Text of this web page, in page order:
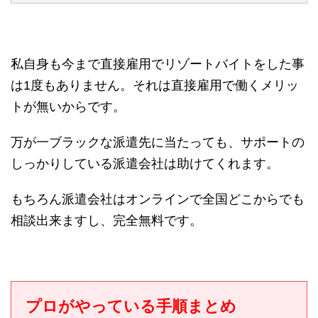
私自身も今まで直接雇用でリゾートバイトをした事
は1度もありません。それは直接雇用で働くメリッ
トが無いからです。
万が一ブラックな派遣先に当たっても、サポートの
しっかりしている派遣会社は助けてくれます。
もちろん派遣会社はオンラインで全国どこからでも
相談出来ますし、完全無料です。
プロがやっている手順まとめ